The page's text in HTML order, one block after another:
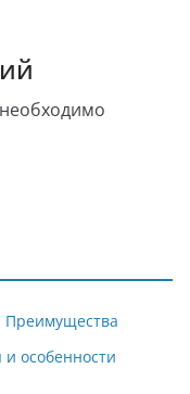
Преимущества
особенности